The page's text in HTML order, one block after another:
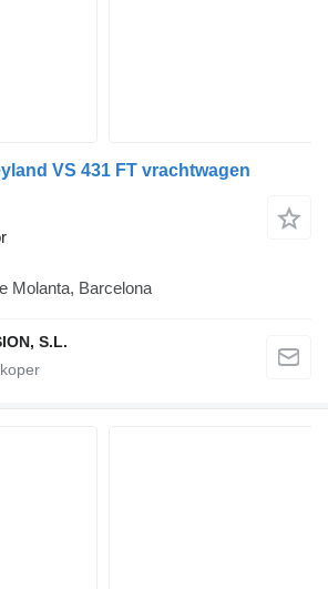
VS 431 FT vrachtwagen
Molanta, Barcelona
S.L.